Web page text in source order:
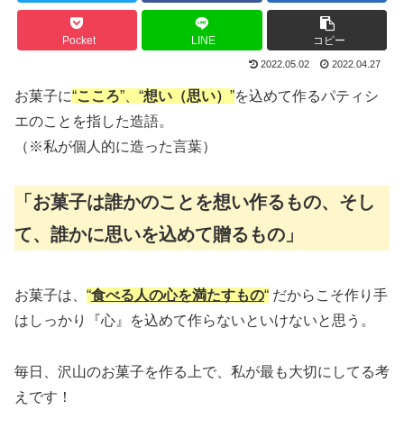
Pocket LINE コピー
2022.05.02 2022.04.27
お菓子に“こころ”、“想い（思い） ”を込めて作るパティシ
エのことを指した造語。
（※私が個人的に造った言葉）
「お菓子は誰かのことを想い作るもの、そし
て、誰かに思いを込めて贈るもの」
お菓子は、 “食べる人の心を満たすもの“ だからこそ作り手
はしっかり『心』を込めて作らないといけないと思う。
毎日、沢山のお菓子を作る上で、私が最も大切にしてる考
えです！